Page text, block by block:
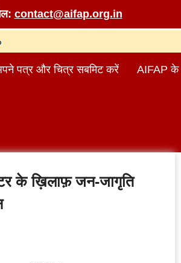
contact@aifap.org.in
पत्र और चित्र सबमिट करें AIFAP
के ख़िलाफ़ जन-जागृति